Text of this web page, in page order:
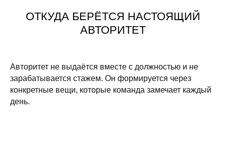
ОТКУДА БЕРЁТСЯ НАСТОЯЩИЙ
АВТОРИТЕТ
Авторитет не выдаётся вместе с должностью и не
зарабатывается стажем. Он формируется через
конкретные вещи, которые команда замечает каждый
день.